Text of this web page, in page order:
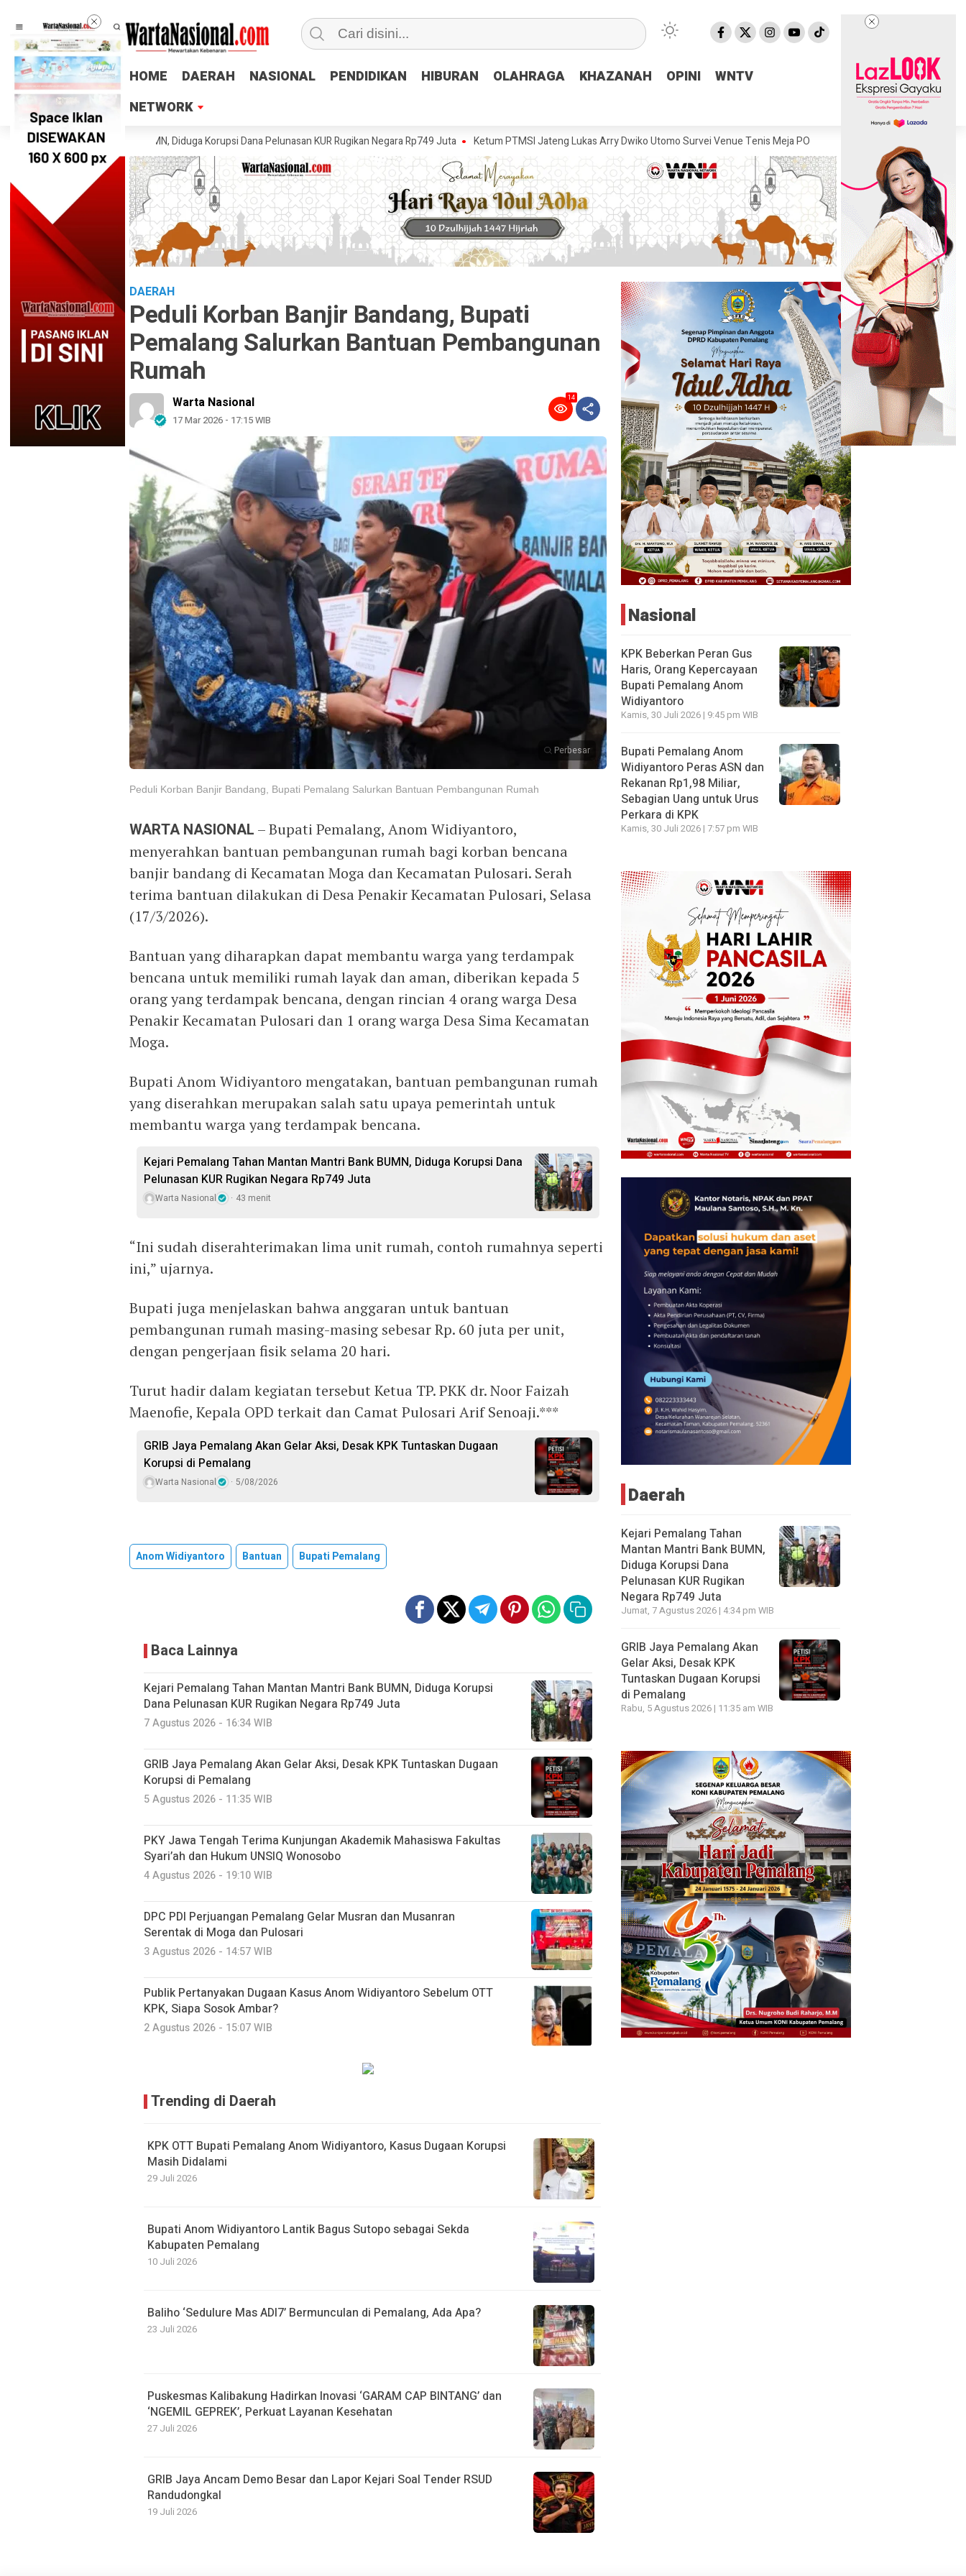
HOME DAERAH NASIONAL PENDIDIKAN HIBURAN OLAHRAGA KHAZANAH OPINI
WNTV
NETWORK
HOME DAERAH NASIONAL PENDIDIKAN HIBURAN OLAHRAGA KHAZANAH OPINI
WNTV
NETWORK
Mantan Mantri Bank BUMN, Diduga Korupsi Dana Pelunasan KUR Rugikan Negara Rp749 Juta Ketum PTMSI Jateng Lukas Arry Dwiko Utomo Survei Venue Tenis Meja PORPROV Jateng XVII 2026, Pastikan
DAERAH
Peduli Korban Banjir Bandang, Bupati
Pemalang Salurkan Bantuan Pembangunan
Rumah
Warta Nasional
17 Mar 2026 - 17:15 WIB
14
Perbesar
Peduli Korban Banjir Bandang, Bupati Pemalang Salurkan Bantuan Pembangunan Rumah
WARTA NASIONAL – Bupati Pemalang, Anom Widiyantoro,
menyerahkan bantuan pembangunan rumah bagi korban bencana
banjir bandang di Kecamatan Moga dan Kecamatan Pulosari. Serah
terima bantuan dilakukan di Desa Penakir Kecamatan Pulosari, Selasa
(17/3/2026).
Bantuan yang diharapkan dapat membantu warga yang terdampak
bencana untuk memiliki rumah layak dan aman, diberikan kepada 5
orang yang terdampak bencana, dengan rincian 4 orang warga Desa
Penakir Kecamatan Pulosari dan 1 orang warga Desa Sima Kecamatan
Moga.
Bupati Anom Widiyantoro mengatakan, bantuan pembangunan rumah
yang diserahkan merupakan salah satu upaya pemerintah untuk
membantu warga yang terdampak bencana.
Kejari Pemalang Tahan Mantan Mantri Bank BUMN, Diduga Korupsi Dana
Pelunasan KUR Rugikan Negara Rp749 Juta
Warta Nasional 43 menit
“Ini sudah diserahterimakan lima unit rumah, contoh rumahnya seperti
ini,” ujarnya.
Bupati juga menjelaskan bahwa anggaran untuk bantuan
pembangunan rumah masing-masing sebesar Rp. 60 juta per unit,
dengan pengerjaan fisik selama 20 hari.
Turut hadir dalam kegiatan tersebut Ketua TP. PKK dr. Noor Faizah
Maenofie, Kepala OPD terkait dan Camat Pulosari Arif Senoaji.***
GRIB Jaya Pemalang Akan Gelar Aksi, Desak KPK Tuntaskan Dugaan
Korupsi di Pemalang
Warta Nasional 5/08/2026
Anom Widiyantoro Bantuan Bupati Pemalang
Baca Lainnya
Kejari Pemalang Tahan Mantan Mantri Bank BUMN, Diduga Korupsi
Dana Pelunasan KUR Rugikan Negara Rp749 Juta
7 Agustus 2026 - 16:34 WIB
GRIB Jaya Pemalang Akan Gelar Aksi, Desak KPK Tuntaskan Dugaan
Korupsi di Pemalang
5 Agustus 2026 - 11:35 WIB
PKY Jawa Tengah Terima Kunjungan Akademik Mahasiswa Fakultas
Syari’ah dan Hukum UNSIQ Wonosobo
4 Agustus 2026 - 19:10 WIB
DPC PDI Perjuangan Pemalang Gelar Musran dan Musanran
Serentak di Moga dan Pulosari
3 Agustus 2026 - 14:57 WIB
Publik Pertanyakan Dugaan Kasus Anom Widiyantoro Sebelum OTT
KPK, Siapa Sosok Ambar?
2 Agustus 2026 - 15:07 WIB
Trending di Daerah
KPK OTT Bupati Pemalang Anom Widiyantoro, Kasus Dugaan Korupsi
Masih Didalami
29 Juli 2026
Bupati Anom Widiyantoro Lantik Bagus Sutopo sebagai Sekda
Kabupaten Pemalang
10 Juli 2026
Baliho ‘Sedulure Mas ADI7’ Bermunculan di Pemalang, Ada Apa?
23 Juli 2026
Puskesmas Kalibakung Hadirkan Inovasi ‘GARAM CAP BINTANG’ dan
‘NGEMIL GEPREK’, Perkuat Layanan Kesehatan
27 Juli 2026
GRIB Jaya Ancam Demo Besar dan Lapor Kejari Soal Tender RSUD
Randudongkal
19 Juli 2026
Nasional
KPK Beberkan Peran Gus
Haris, Orang Kepercayaan
Bupati Pemalang Anom
Widiyantoro
Kamis, 30 Juli 2026 | 9:45 pm WIB
Bupati Pemalang Anom
Widiyantoro Peras ASN dan
Rekanan Rp1,98 Miliar,
Sebagian Uang untuk Urus
Perkara di KPK
Kamis, 30 Juli 2026 | 7:57 pm WIB
Daerah
Kejari Pemalang Tahan
Mantan Mantri Bank BUMN,
Diduga Korupsi Dana
Pelunasan KUR Rugikan
Negara Rp749 Juta
Jumat, 7 Agustus 2026 | 4:34 pm WIB
GRIB Jaya Pemalang Akan
Gelar Aksi, Desak KPK
Tuntaskan Dugaan Korupsi
di Pemalang
Rabu, 5 Agustus 2026 | 11:35 am WIB